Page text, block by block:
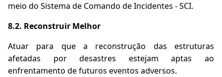
meio do Sistema de Comando de Incidentes - SCI.
8.2. Reconstruir Melhor
Atuar para que a reconstrução das estruturas
afetadas por desastres estejam aptas
ao
enfrentamento de futuros eventos adversos.